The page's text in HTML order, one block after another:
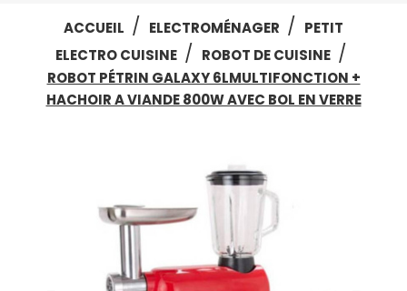
ACCUEIL
ELECTROMÉNAGER
PETIT
ELECTRO CUISINE
ROBOT DE CUISINE
ROBOT PÉTRIN GALAXY 6LMULTIFONCTION +
HACHOIR A VIANDE 800W AVEC BOL EN VERRE